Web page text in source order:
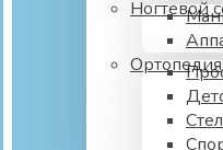
Ногтевой
Ортопедия